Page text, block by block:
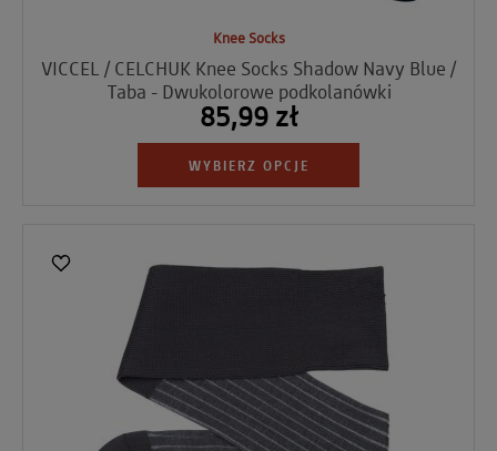
Knee Socks
VICCEL / CELCHUK Knee Socks Shadow Navy Blue /
Taba - Dwukolorowe podkolanówki
85,99 zł
WYBIERZ OPCJE